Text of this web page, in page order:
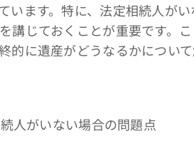
います。特に、法定相続人が
講じておくことが重要です。
的に遺産がどうなるかについて
人がいない場合の問題点